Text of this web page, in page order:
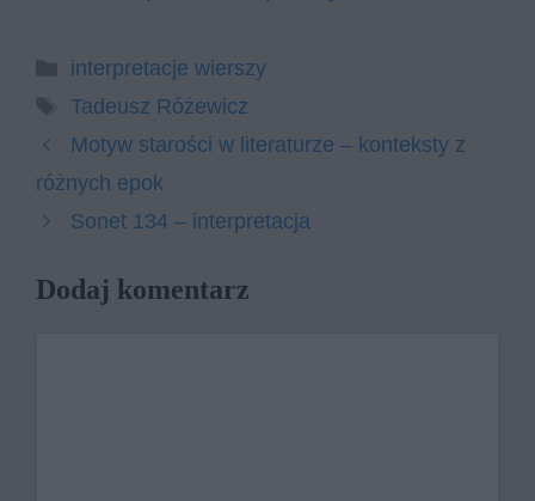
Kategorie
interpretacje wierszy
Tagi
Tadeusz Różewicz
Motyw starości w literaturze – konteksty z
różnych epok
Sonet 134 – interpretacja
Dodaj komentarz